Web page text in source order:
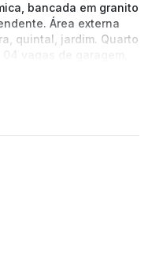
bancada em granito
Área externa
quintal, jardim. Quarto
vagas de garagem,
Clube . (Os preços e